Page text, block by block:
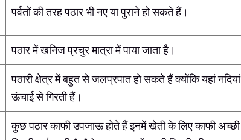
पर्वतों की तरह पठार भी नए या पुराने हो सकते हैं।
पठार में खनिज प्रचुर मात्रा में पाया जाता है।
पठारी क्षेत्र में बहुत से जलप्रपात हो सकते हैं क्योंकि यहां नदियां
ऊंचाई से गिरती हैं।
कुछ पठार काफी उपजाऊ होते हैं इनमें खेती के लिए काफी अच्छी